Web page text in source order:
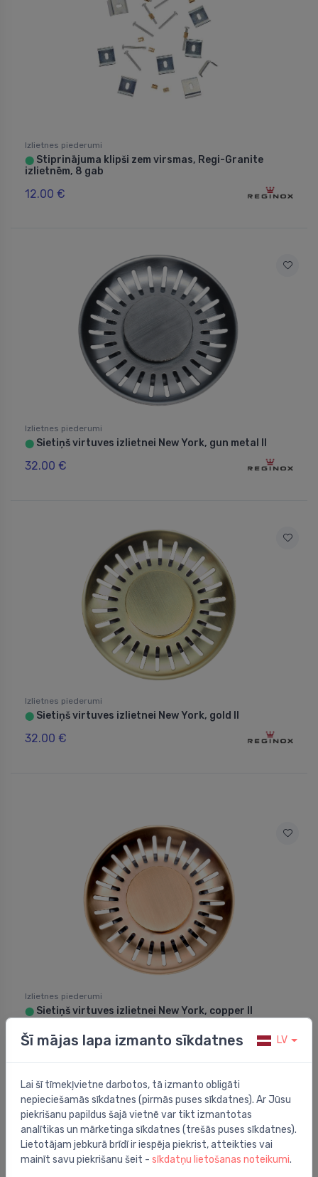
Izlietnes piederumi
⬤ Stiprinājuma klipši zem virsmas, Regi-Granite
izlietnēm, 8 gab
12.00 €
Izlietnes piederumi
⬤ Sietiņš virtuves izlietnei New York, gun metal II
32.00 €
Izlietnes piederumi
⬤ Sietiņš virtuves izlietnei New York, gold II
32.00 €
Izlietnes piederumi
⬤ Sietiņš virtuves izlietnei New York, copper II
32.00 €
Šī mājas lapa izmanto sīkdatnes LV
Lai šī tīmekļvietne darbotos, tā izmanto obligāti
nepieciešamās sīkdatnes (pirmās puses sīkdatnes). Ar Jūsu
piekrišanu papildus šajā vietnē var tikt izmantotas
analītikas un mārketinga sīkdatnes (trešās puses sīkdatnes).
Lietotājam jebkurā brīdī ir iespēja piekrist, atteikties vai
mainīt savu piekrišanu šeit - sīkdatņu lietošanas noteikumi.